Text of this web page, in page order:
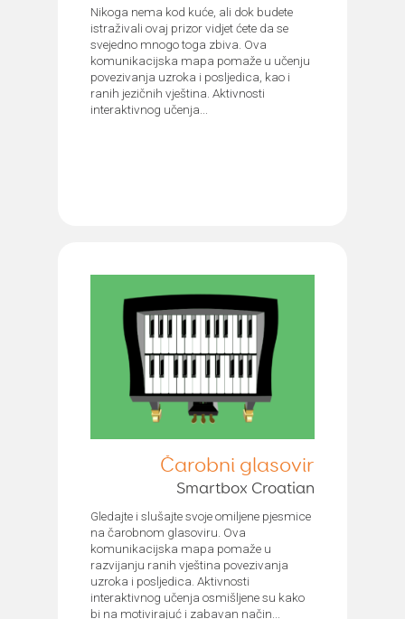
Nikoga nema kod kuće, ali dok budete
istraživali ovaj prizor vidjet ćete da se
svejedno mnogo toga zbiva. Ova
komunikacijska mapa pomaže u učenju
povezivanja uzroka i posljedica, kao i
ranih jezičnih vještina. Aktivnosti
interaktivnog učenja...
Čarobni glasovir
Smartbox Croatian
Gledajte i slušajte svoje omiljene pjesmice
na čarobnom glasoviru. Ova
komunikacijska mapa pomaže u
razvijanju ranih vještina povezivanja
uzroka i posljedica. Aktivnosti
interaktivnog učenja osmišljene su kako
bi na motivirajuć i zabavan način...